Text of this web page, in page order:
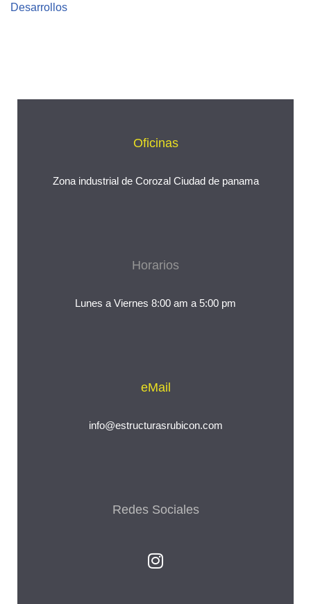
Desarrollos
Oficinas
Zona industrial de Corozal Ciudad de panama
Horarios
Lunes a Viernes 8:00 am a 5:00 pm
eMail
info@estructurasrubicon.com
Redes Sociales